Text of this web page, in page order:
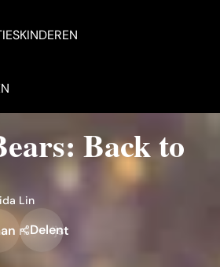
KINDEREN
Back to
Lin
mijn lijst
Delen